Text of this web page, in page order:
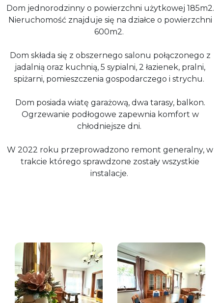
Dom jednorodzinny o powierzchni użytkowej 185m2.
Nieruchomość znajduje się na działce o powierzchni
600m2.
Dom składa się z obszernego salonu połączonego z
jadalnią oraz kuchnią, 5 sypialni, 2 łazienek, pralni,
spiżarni, pomieszczenia gospodarczego i strychu.
Dom posiada wiatę garażową, dwa tarasy, balkon.
Ogrzewanie podłogowe zapewnia komfort w
chłodniejsze dni.
W 2022 roku przeprowadzono remont generalny, w
trakcie którego sprawdzone zostały wszystkie
instalacje.